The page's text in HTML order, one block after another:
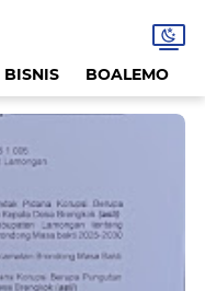
BISNIS BOALEMO